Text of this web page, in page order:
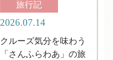
旅行記
2026.07.14
クルーズ気分を味わう
「さんふらわあ」の旅